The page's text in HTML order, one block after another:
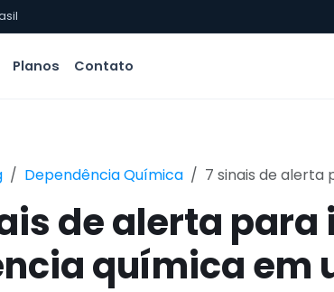
Planos Contato
Dependência Química 7 sinais de alerta
de alerta
química em